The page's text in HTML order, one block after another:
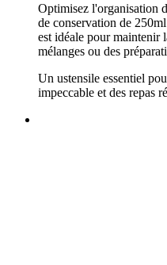
Optimisez l'organisation
de conservation de
est idéale pour maintenir
mélanges ou des
Un ustensile essentiel
impeccable et des repas